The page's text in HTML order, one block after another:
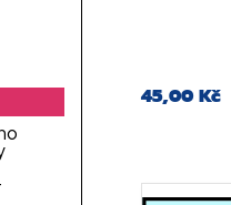
45,00 Kč